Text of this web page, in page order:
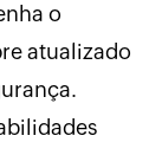
o
atualizado